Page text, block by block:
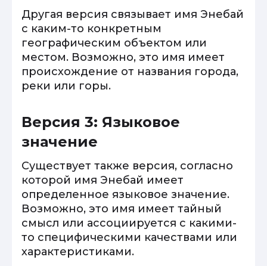
Другая версия связывает имя Энебай
с каким-то конкретным
географическим объектом или
местом. Возможно, это имя имеет
происхождение от названия города,
реки или горы.
Версия 3: Языковое
значение
Существует также версия, согласно
которой имя Энебай имеет
определенное языковое значение.
Возможно, это имя имеет тайный
смысл или ассоциируется с какими-
то специфическими качествами или
характеристиками.